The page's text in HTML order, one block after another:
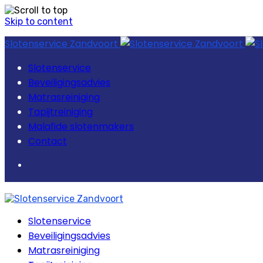
Skip to content
Slotenservice Zandvoort
Slotenservice
Beveiligingsadvies
Matrasreiniging
Tapijtreiniging
Malafide slotenmakers
Contact
Slotenservice
Beveiligingsadvies
Matrasreiniging